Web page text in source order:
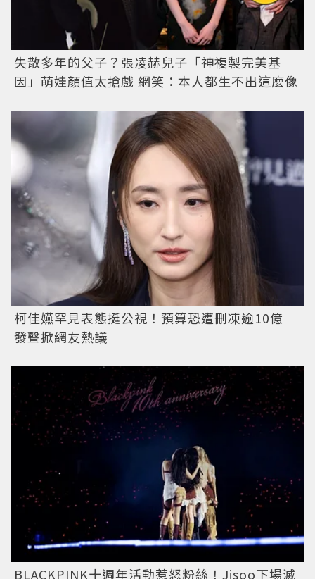
失散多年的父子？張凌赫兒子「神複製完美基
因」萌娃顏值太搶戲 網笑：本人都生不出這麼像
柯佳嬿罕見表態挺公視！預算恐遭刪凍逾10億
發聲掀網友熱議
BLACKPINK十週年活動惹怒粉絲！Jisoo下場滅